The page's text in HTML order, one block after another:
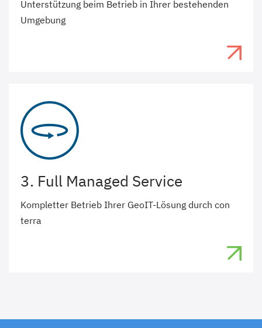
Unterstützung beim Betrieb in Ihrer bestehenden
Umgebung
3. Full Managed Service
Kompletter Betrieb Ihrer GeoIT-Lösung durch con
terra